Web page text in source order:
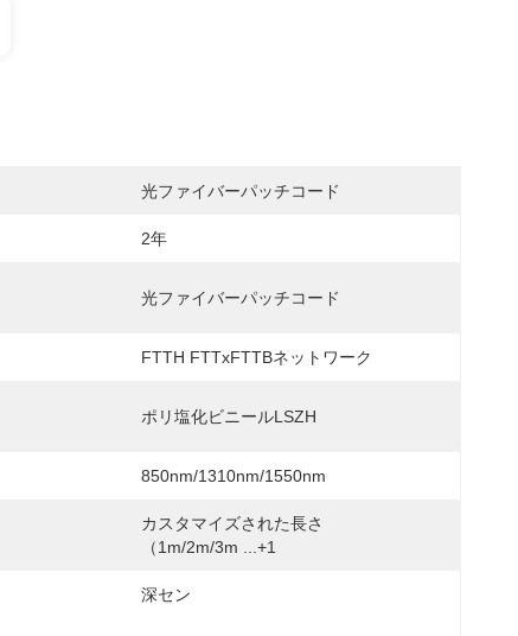
光ファイバーパッチコード
2年
光ファイバーパッチコード
FTTH FTTxFTTBネットワーク
ポリ塩化ビニールLSZH
850nm/1310nm/1550nm
カスタマイズされた長さ
（1m/2m/3m ...+1
深セン